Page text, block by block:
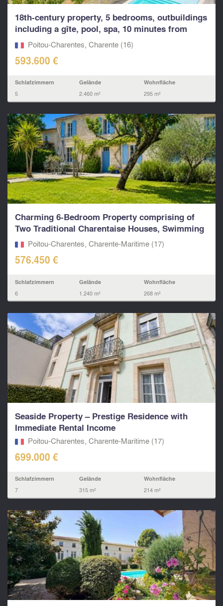
18th-century property, 5 bedrooms, outbuildings
including a gîte, pool, spa, 10 minutes from
Angoulê
Poitou-Charentes, Charente (16)
593.600 €
Schlafzimmern
5
Gelände
2.460 m²
Wohnfläche
295 m²
Charming 6-Bedroom Property comprising of
Two Traditional Charentaise Houses, Swimming
Pool...Poitou-Charentes, Charente-Maritime (17)
576.450 €
Schlafzimmern
6
Gelände
1.240 m²
Wohnfläche
268 m²
Seaside Property – Prestige Residence with
Immediate Rental Income
Poitou-Charentes, Charente-Maritime (17)
699.000 €
Schlafzimmern
7
Gelände
315 m²
Wohnfläche
214 m²